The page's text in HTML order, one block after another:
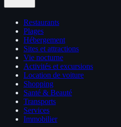
Restaurants
Plages
Hébergement
Sites et attractions
Vie nocturne
Activités et excursions
Location de voiture
Shopping
Santé & Beauté
Transports
Services
Immobilier